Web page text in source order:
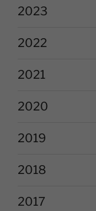
2023
2022
2021
2020
2019
2018
2017